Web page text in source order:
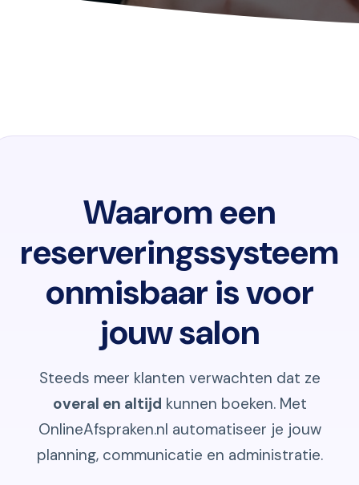
Waarom een
reserveringssysteem
onmisbaar is voor
jouw salon
Steeds meer klanten verwachten dat ze
overal en altijd kunnen boeken. Met
OnlineAfspraken.nl automatiseer je jouw
planning, communicatie en administratie.